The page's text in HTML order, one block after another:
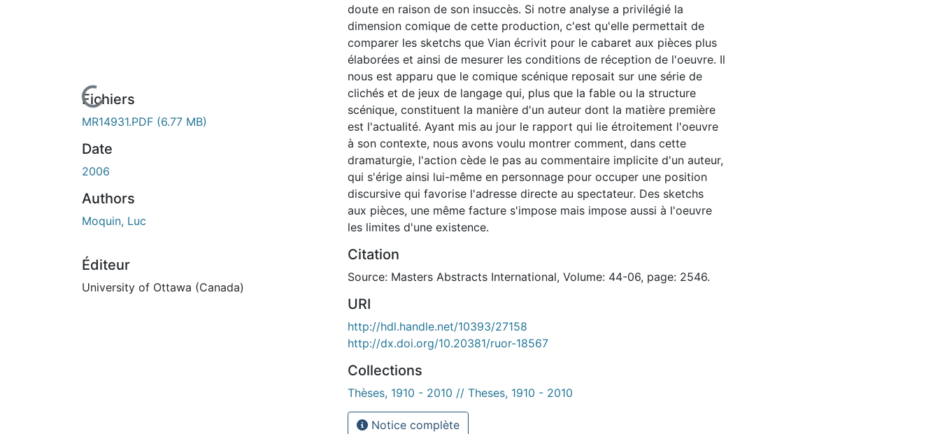
En cours de chargement...
Fichiers
MR14931.PDF (6.77 MB)
Date
2006
Authors
Moquin, Luc
Éditeur
University of Ottawa (Canada)
doute en raison de son insuccès. Si notre analyse a privilégié la
dimension comique de cette production, c'est qu'elle permettait de
comparer les sketchs que Vian écrivit pour le cabaret aux pièces plus
élaborées et ainsi de mesurer les conditions de réception de l'oeuvre. Il
nous est apparu que le comique scénique reposait sur une série de
clichés et de jeux de langage qui, plus que la fable ou la structure
scénique, constituent la manière d'un auteur dont la matière première
est l'actualité. Ayant mis au jour le rapport qui lie étroitement l'oeuvre
à son contexte, nous avons voulu montrer comment, dans cette
dramaturgie, l'action cède le pas au commentaire implicite d'un auteur,
qui s'érige ainsi lui-même en personnage pour occuper une position
discursive qui favorise l'adresse directe au spectateur. Des sketchs
aux pièces, une même facture s'impose mais impose aussi à l'oeuvre
les limites d'une existence.
Citation
Source: Masters Abstracts International, Volume: 44-06, page: 2546.
URI
http://hdl.handle.net/10393/27158
http://dx.doi.org/10.20381/ruor-18567
Collections
Thèses, 1910 - 2010 // Theses, 1910 - 2010
Notice complète